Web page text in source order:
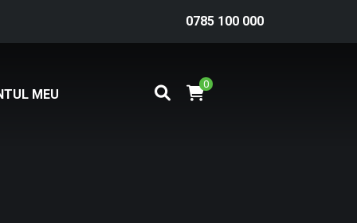
0785 100 000
MEU
0